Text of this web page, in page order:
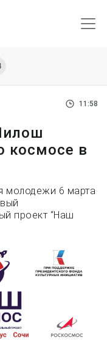
11:58
космосе в
молодежи 6 марта
проект “Наш